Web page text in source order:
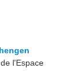
l'Espace